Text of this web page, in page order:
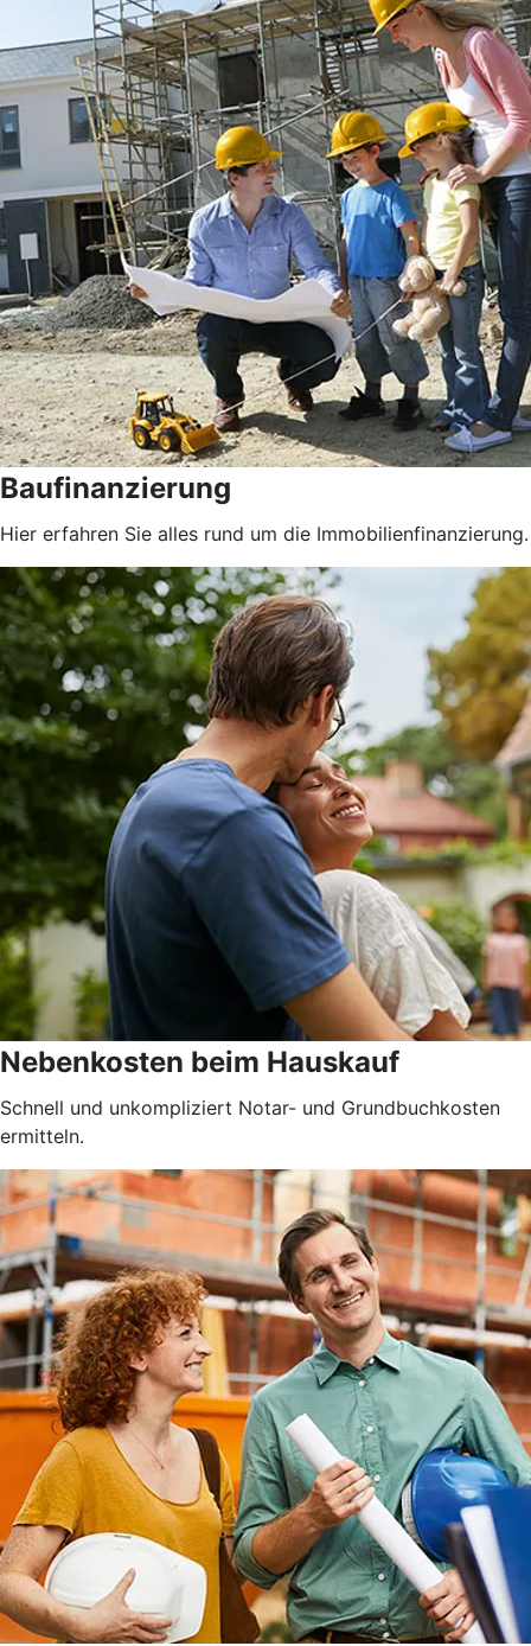
Baufinanzierung
Hier erfahren Sie alles rund um die Immobilienfinanzierung.
Nebenkosten beim Hauskauf
Schnell und unkompliziert Notar- und Grundbuchkosten
ermitteln.